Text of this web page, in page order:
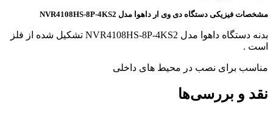
مشخصات فیزیکی دستگاه دی وی ار داهوا مدل NVR4108HS-8P-4KS2
بدنه دستگاه داهوا مدل NVR4108HS-8P-4KS2 تشکیل شده از فلز
است .
مناسب برای نصب در محیط های داخلی
نقد و بررسی‌ها